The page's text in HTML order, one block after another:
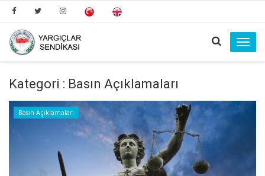
Kategori : Basın Açıklamaları
Basın Açıklamaları